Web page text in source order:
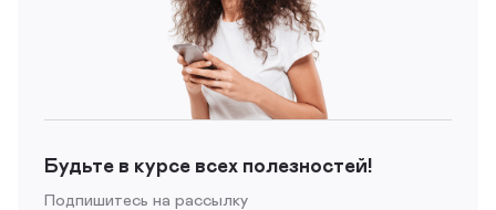
Будьте в курсе всех полезностей!
Подпишитесь на рассылку